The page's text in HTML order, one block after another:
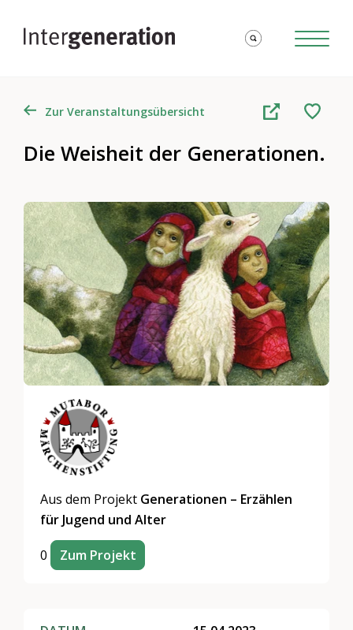
Zur Veranstaltungsübersicht
Die Weisheit der Generationen.
Aus dem Projekt Generationen – Erzählen
für Jugend und Alter
0 Zum Projekt